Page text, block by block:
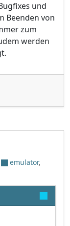
und
Beenden von
zum
werden
Menu++
emulator,